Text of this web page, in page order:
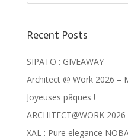
Recent Posts
SIPATO : GIVEAWAY
Architect @ Work 2026 –
Joyeuses pâques !
ARCHITECT@WORK
XAL : Pure elegance